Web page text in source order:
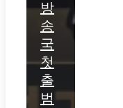
방
송
국
첫
출
범